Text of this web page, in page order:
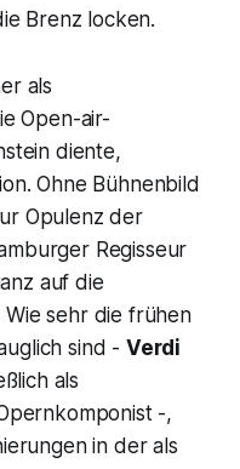
Brenz locken.
als
Open-air-
diente,
Ohne Bühnenbild
Opulenz der
Regisseur
auf die
sehr die frühen
sind - Verdi
als
-,
in der als